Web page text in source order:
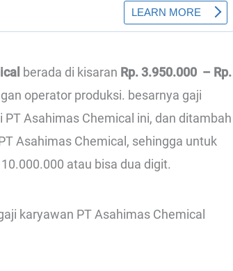
berada di kisaran Rp. 3.950.000 – Rp.
operator produksi. besarnya gaji
Asahimas Chemical ini, dan ditambah
Asahimas Chemical, sehingga untuk
atau bisa dua digit.
karyawan PT Asahimas Chemical